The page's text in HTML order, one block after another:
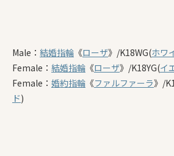
Male： 結婚指輪 《ローザ》 /K18WG(ホワ
Female： 結婚指輪 《ローザ》 /K18YG(イ
Female： 婚約指輪 《ファルファーラ》/
ド)